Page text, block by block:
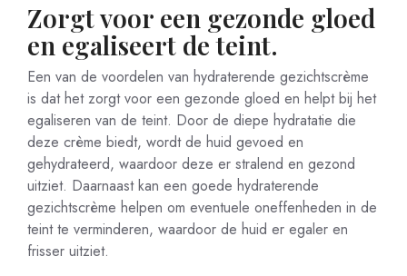
Zorgt voor een gezonde gloed
en egaliseert de teint.
Een van de voordelen van hydraterende gezichtscrème
is dat het zorgt voor een gezonde gloed en helpt bij het
egaliseren van de teint. Door de diepe hydratatie die
deze crème biedt, wordt de huid gevoed en
gehydrateerd, waardoor deze er stralend en gezond
uitziet. Daarnaast kan een goede hydraterende
gezichtscrème helpen om eventuele oneffenheden in de
teint te verminderen, waardoor de huid er egaler en
frisser uitziet.